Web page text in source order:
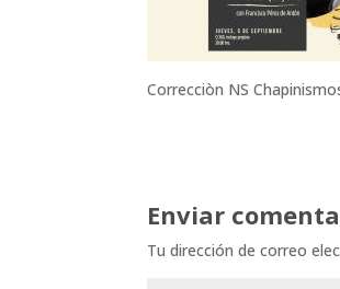
Correcciòn NS
Enviar
Tu dirección de correo